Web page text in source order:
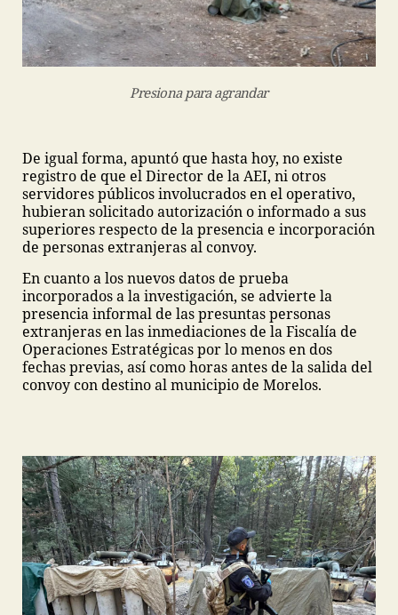
Presiona para agrandar
De igual forma, apuntó que hasta hoy, no existe
registro de que el Director de la AEI, ni otros
servidores públicos involucrados en el operativo,
hubieran solicitado autorización o informado a sus
superiores respecto de la presencia e incorporación
de personas extranjeras al convoy.
En cuanto a los nuevos datos de prueba
incorporados a la investigación, se advierte la
presencia informal de las presuntas personas
extranjeras en las inmediaciones de la Fiscalía de
Operaciones Estratégicas por lo menos en dos
fechas previas, así como horas antes de la salida del
convoy con destino al municipio de Morelos.